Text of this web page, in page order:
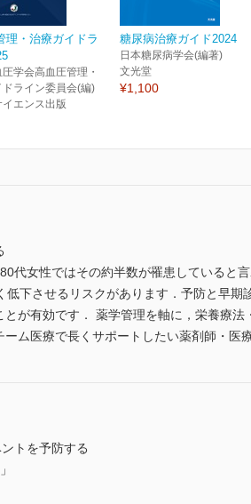
理・治療ガイドラ
学会高血圧管理・
ドライン委員会(編)
イエンス出版
糖尿病治療ガイド2024
日本糖尿病学会(編著)
文光堂
¥1,100
代女性ではその約半数が罹患していると
下させるリスクがあります．予防と早
が有効です． 薬学管理を軸に，栄養療
ム医療で長くサポートしたい薬剤師・医
トを予防する